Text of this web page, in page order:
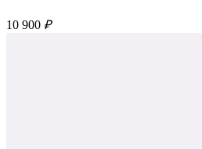
10 900 ₽